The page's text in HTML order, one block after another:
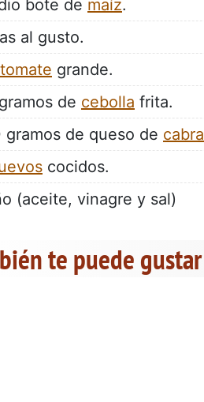
bote de maíz.
al gusto.
tomate grande.
de cebolla frita.
gramos de queso de cabra
cocidos.
(aceite, vinagre y sal)
te puede gustar